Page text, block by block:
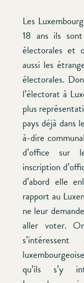
Les
18 ans ils
électorales et
aussi les
électorales.
l’électorat à
plus
pays déjà dans
à-dire
d’office sur
inscription
d’abord elle
rapport au
ne leur
aller voter.
qu’ils s’y